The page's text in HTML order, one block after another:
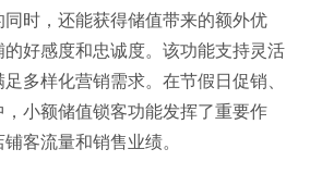
时，还能获得储值带来的额外优
好感度和忠诚度。该功能支持灵活
多样化营销需求。在节假日促销、
小额储值锁客功能发挥了重要作
客流量和销售业绩。